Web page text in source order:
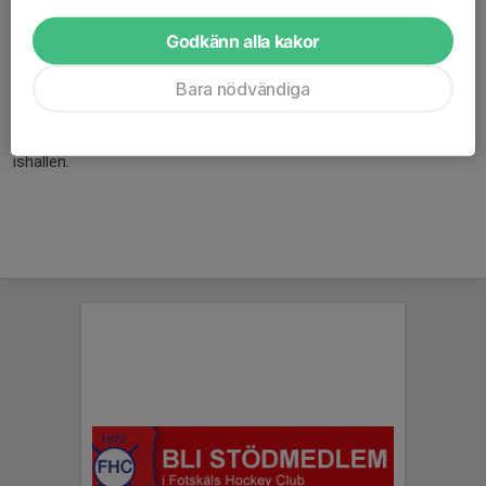
Närmsta restaurang, pizzeria eller gatukök ligger ca. 1 mil från
ishallen.
ishallen.
Godkänn alla kakor
Bara nödvändiga